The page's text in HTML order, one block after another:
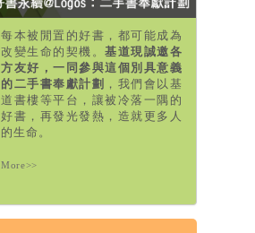
每本被閒置的好書，都可能成為
改變生命的契機。基道現誠邀各
方友好，一同參與這個別具意義
的二手書奉獻計劃 ，我們會以基
道書樓等平台，讓被冷落一隅的
好書，再發光發熱，造就更多人
的生命。
More>>